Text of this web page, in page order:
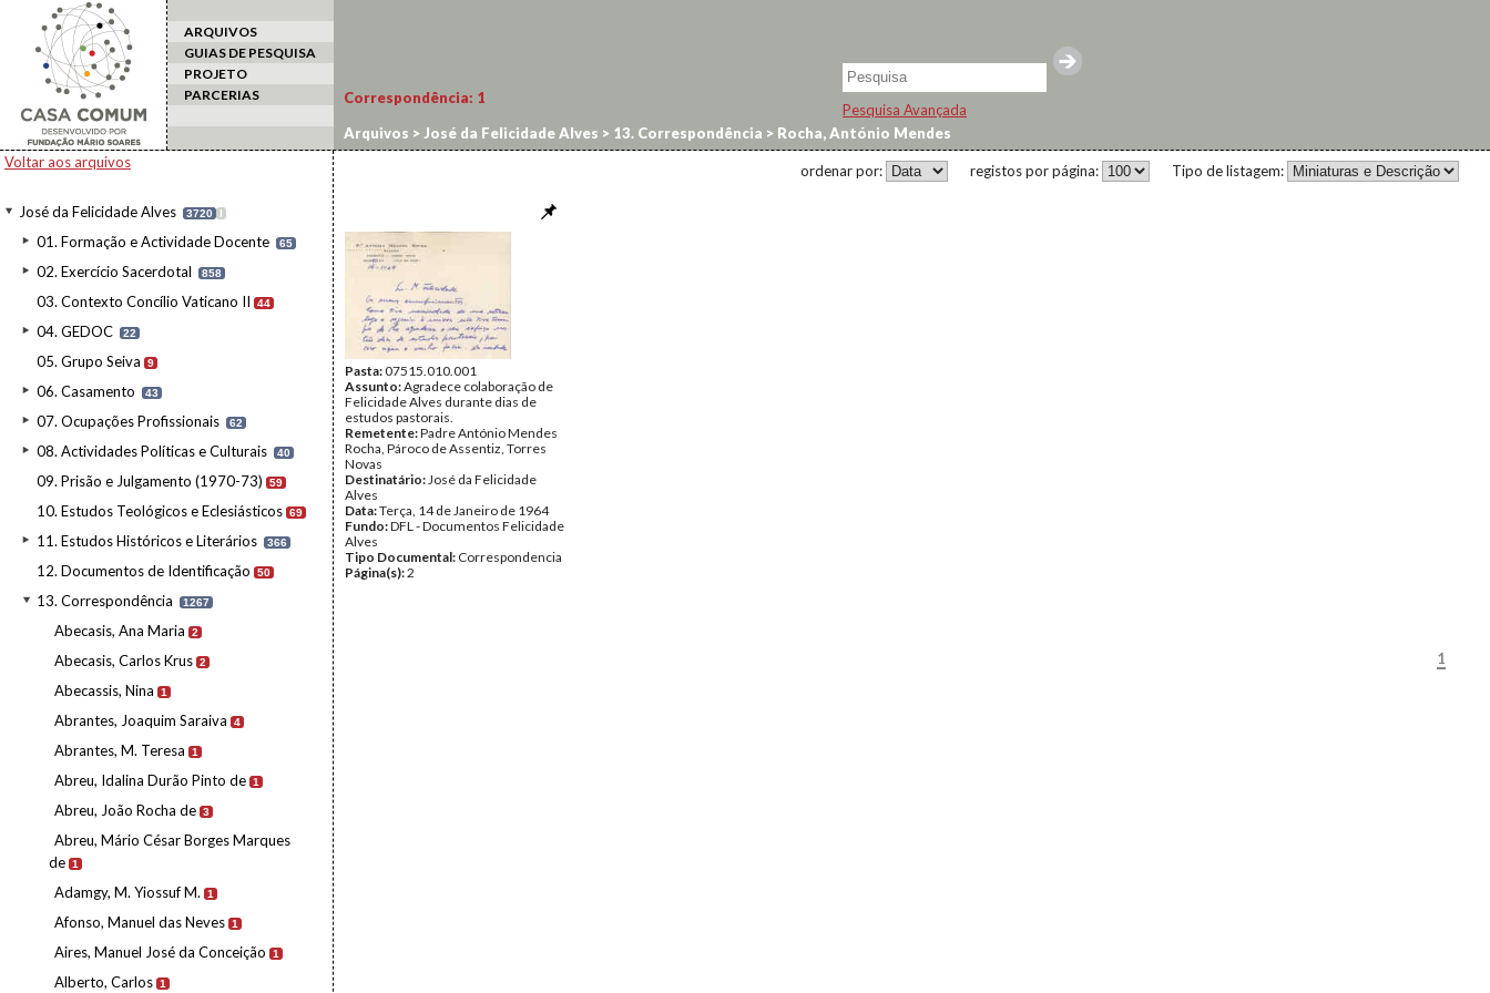
ARQUIVOS
GUIAS DE PESQUISA
PROJETO
PARCERIAS
Pesquisa Avançada
Voltar aos arquivos
José da Felicidade Alves 3720 I
01. Formação e Actividade Docente 65
02. Exercício Sacerdotal 858
03. Contexto Concílio Vaticano II 44
04. GEDOC 22
05. Grupo Seiva 9
06. Casamento 43
07. Ocupações Profissionais 62
08. Actividades Políticas e Culturais 40
09. Prisão e Julgamento (1970-73) 59
10. Estudos Teológicos e Eclesiásticos 69
11. Estudos Históricos e Literários 366
12. Documentos de Identificação 50
13. Correspondência 1267
Abecasis, Ana Maria 2
Abecasis, Carlos Krus 2
Abecassis, Nina 1
Abrantes, Joaquim Saraiva 4
Abrantes, M. Teresa 1
Abreu, Idalina Durão Pinto de 1
Abreu, João Rocha de 3
Abreu, Mário César Borges Marques
de 1
Adamgy, M. Yiossuf M. 1
Afonso, Manuel das Neves 1
Aires, Manuel José da Conceição 1
Alberto, Carlos 1
Correspondência: 1
Arquivos > José da Felicidade Alves > 13. Correspondência > Rocha, António Mendes
Tipo de listagem:
registos por página:
ordenar por:
Pasta:07515.010.001
Assunto:Agradece colaboração de
Felicidade Alves durante dias de
estudos pastorais.
Remetente:Padre António Mendes
Rocha, Pároco de Assentiz, Torres
Novas
Destinatário:José da Felicidade
Alves
Data:Terça, 14 de Janeiro de 1964
Fundo:DFL - Documentos Felicidade
Alves
Tipo Documental: Correspondencia
Página(s):2
1